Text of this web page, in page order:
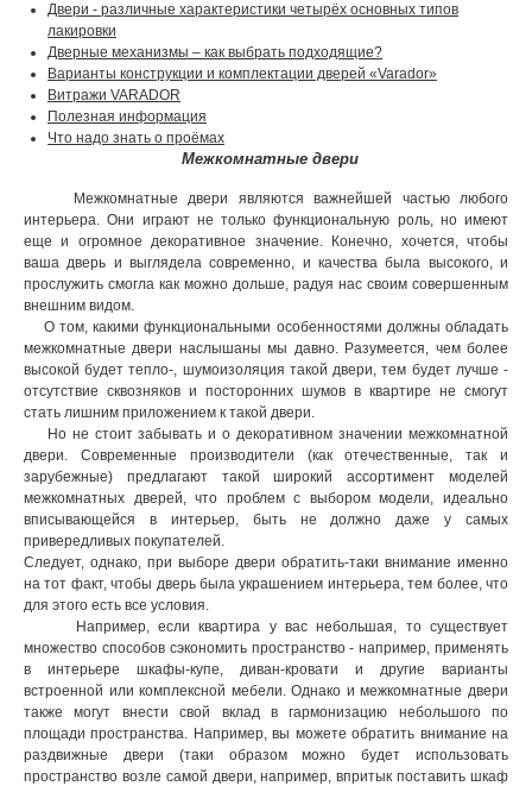
Двери - различные характеристики четырёх основных типов
лакировки
Дверные механизмы – как выбрать подходящие?
Варианты конструкции и комплектации дверей «Varador»
Витражи VARADOR
Полезная информация
Что надо знать о проёмах
Межкомнатные двери
Межкомнатные двери являются важнейшей частью любого
интерьера. Они играют не только функциональную роль, но имеют
еще и огромное декоративное значение. Конечно, хочется, чтобы
ваша дверь и выглядела современно, и качества была высокого, и
прослужить смогла как можно дольше, радуя нас своим совершенным
внешним видом.
О том, какими функциональными особенностями должны обладать
межкомнатные двери наслышаны мы давно. Разумеется, чем более
высокой будет тепло-, шумоизоляция такой двери, тем будет лучше -
отсутствие сквозняков и посторонних шумов в квартире не смогут
стать лишним приложением к такой двери.
Но не стоит забывать и о декоративном значении межкомнатной
двери. Современные производители (как отечественные, так и
зарубежные) предлагают такой широкий ассортимент моделей
межкомнатных дверей, что проблем с выбором модели, идеально
вписывающейся в интерьер, быть не должно даже у самых
привередливых покупателей.
Следует, однако, при выборе двери обратить-таки внимание именно
на тот факт, чтобы дверь была украшением интерьера, тем более, что
для этого есть все условия.
Например, если квартира у вас небольшая, то существует
множество способов сэкономить пространство - например, применять
в интерьере шкафы-купе, диван-кровати и другие варианты
встроенной или комплексной мебели. Однако и межкомнатные двери
также могут внести свой вклад в гармонизацию небольшого по
площади пространства. Например, вы можете обратить внимание на
раздвижные двери (таки образом можно будет использовать
пространство возле самой двери, например, впритык поставить шкаф